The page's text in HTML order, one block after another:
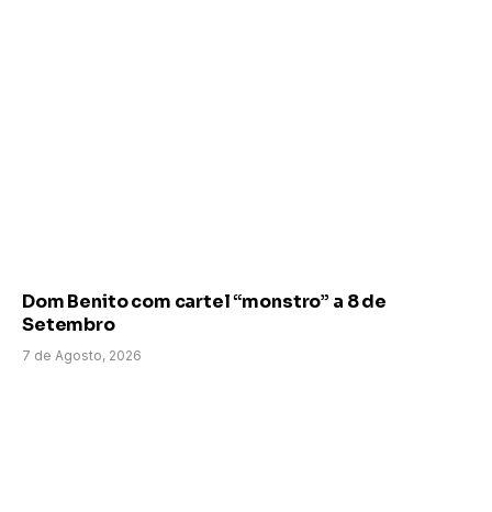
Dom Benito com cartel “monstro” a 8 de
Setembro
7 de Agosto, 2026